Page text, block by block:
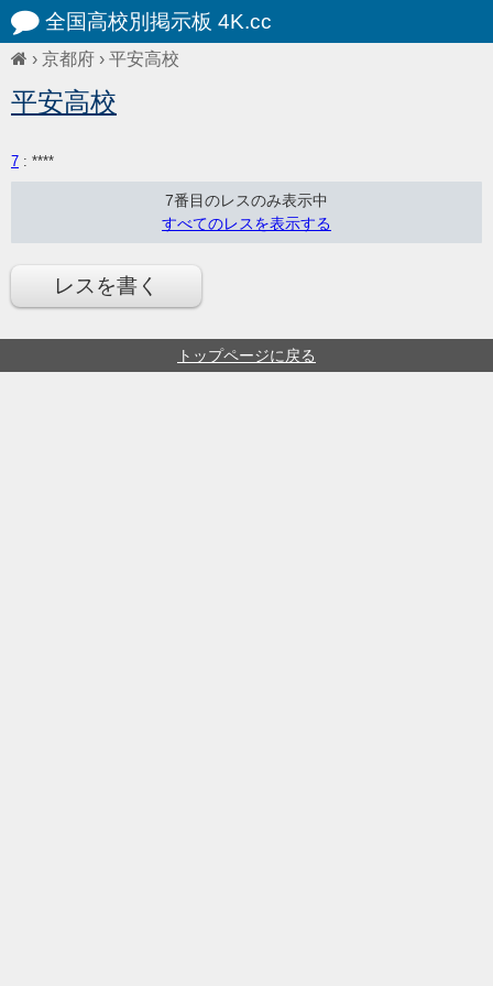
全国高校別掲示板 4K.cc
› 京都府 › 平安高校
平安高校
7 : ****
7番目のレスのみ表示中
すべてのレスを表示する
レスを書く
トップページに戻る